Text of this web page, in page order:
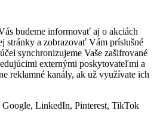
budeme informovať aj o akciách
stránky a zobrazovať Vám príslušné
synchronizujeme Vaše zašifrované
externými poskytovateľmi a
reklamné kanály, ak už využívate ich
LinkedIn, Pinterest, TikTok